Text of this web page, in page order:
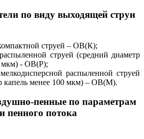
по виду выходящей струи
струей – ОВ(К);
струей (средний диаметр
мкм) - ОВ(Р);
распыленной струей
капель менее 100 мкм) – ОВ(М).
пенные по параметрам
пенного потока